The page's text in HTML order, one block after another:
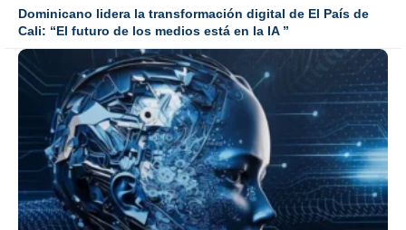
Dominicano lidera la transformación digital de El País de
Cali: “El futuro de los medios está en la IA ”